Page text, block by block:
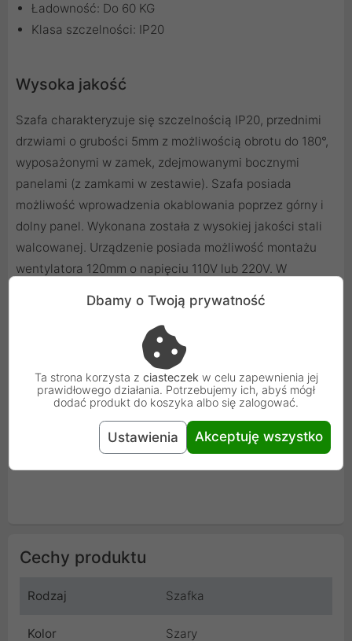
Ładowność: Do 60 KG
Klasa szczelności: IP20
Wysoka jakość
Szafa charakteryzuje się szczelnością IP20, przednimi
drzwiami o grubości 5mm z możliwością obrotu do 180°,
wyposażonymi w zamek, zdejmowanymi bocznymi
panelami (z zamkami w zestawie). Szafa posiada
możliwość wprowadzenia okablowania poprzez górny i
dolny panel. Wykonana została z wysokiej jakości stali
walcowanej. Urządzenie posiada możliwość montażu
wentylatora 120mm o napięciu 110V lub 220V. W
do uziemienia, zamek drzwi przednich, dwa zamki paneli
Cechy produktu
Rodzaj Szafka
Kolor Szary
Dbamy o Twoją prywatność
Ta strona korzysta z ciasteczek w celu zapewnienia jej
prawidłowego działania. Potrzebujemy ich, abyś mógł
dodać produkt do koszyka albo się zalogować.
Ustawienia Akceptuję wszystko